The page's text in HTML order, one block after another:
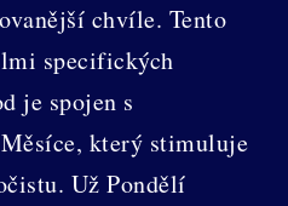
chvíle. Tento
specifických
je spojen s
který stimuluje
Už Pondělí